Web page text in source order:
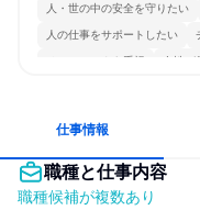
人・世の中の安全を守りたい
人の仕事をサポートしたい
チームワークを重視 女性が
仕事情報
職種と仕事内容
職種候補が複数あり